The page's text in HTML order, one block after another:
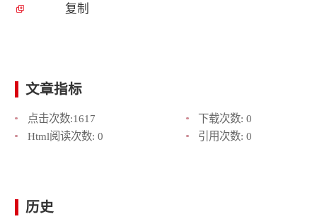
复制
文章指标
点击次数:1617 下载次数: 0
Html阅读次数: 0 引用次数: 0
历史